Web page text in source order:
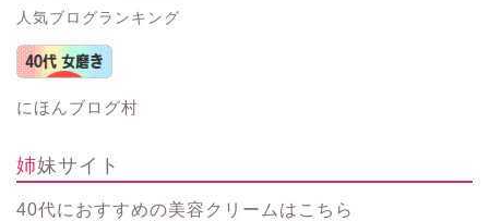
人気ブログランキング
にほんブログ村
姉妹サイト
40代におすすめの美容クリーム はこちら